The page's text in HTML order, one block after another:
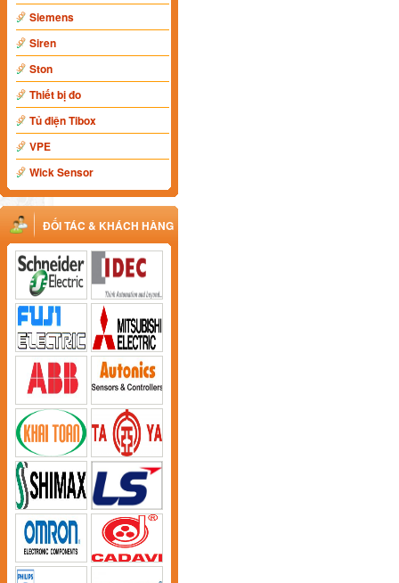
Siemens
Siren
Ston
Thiết bị đo
Tủ điện Tibox
VPE
Wick Sensor
ĐỐI TÁC & KHÁCH HÀNG